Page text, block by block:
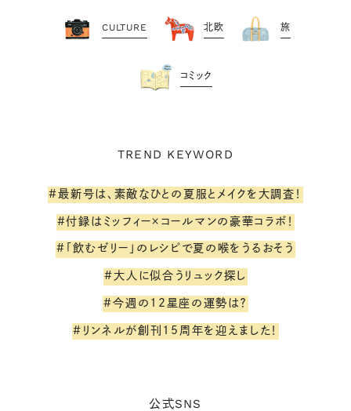
CULTURE 北欧 旅
コミック
TREND KEYWORD
#最新号は、素敵なひとの夏服とメイクを大調査！
#付録はミッフィー×コールマンの豪華コラボ！
#「飲むゼリー」のレシピで夏の喉をうるおそう
#大人に似合うリュック探し
#今週の12星座の運勢は？
#リンネルが創刊15周年を迎えました！
公式SNS